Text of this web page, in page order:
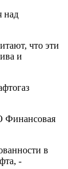
над
что эти
и
Финансовая
в
-